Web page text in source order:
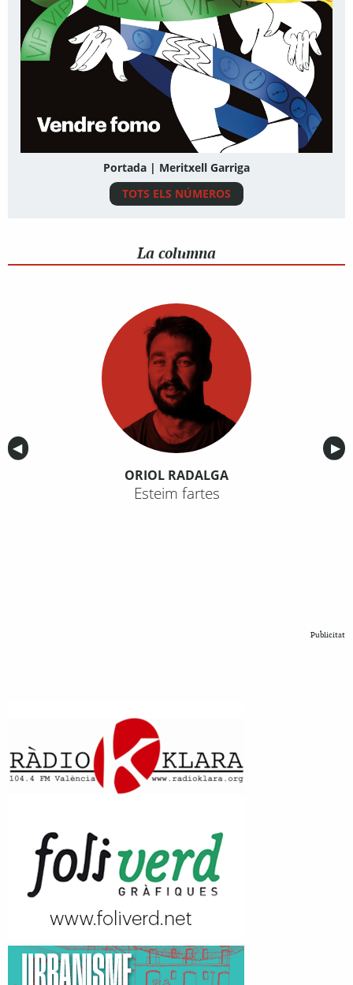
Portada | Meritxell Garriga
TOTS ELS NÚMEROS
La columna
Anterior
◀︎ ▶︎
ORIOL RADALGA
Esteim fartes
Publicitat